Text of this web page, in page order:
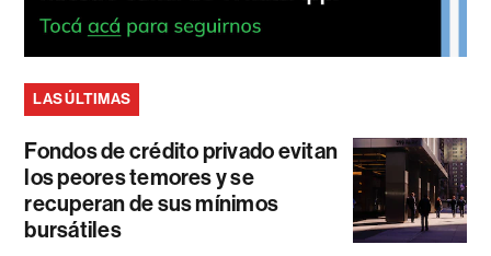
LAS ÚLTIMAS
Fondos de crédito privado evitan
los peores temores y se
recuperan de sus mínimos
bursátiles